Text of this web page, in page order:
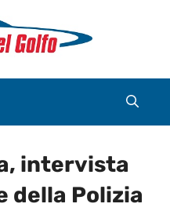
intervista
della Polizia